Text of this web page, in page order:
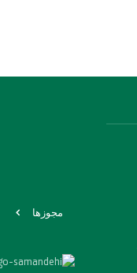
مجوزها